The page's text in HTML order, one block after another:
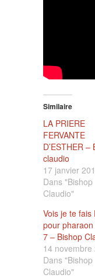
Similaire
LA PRIERE
FERVANTE
D’ESTHER –
claudio
17 janvier
Dans "Bishop
Claudio"
Vois je te fais
pour
7 – Bishop
14 novembre
Dans "Bishop
Claudio"